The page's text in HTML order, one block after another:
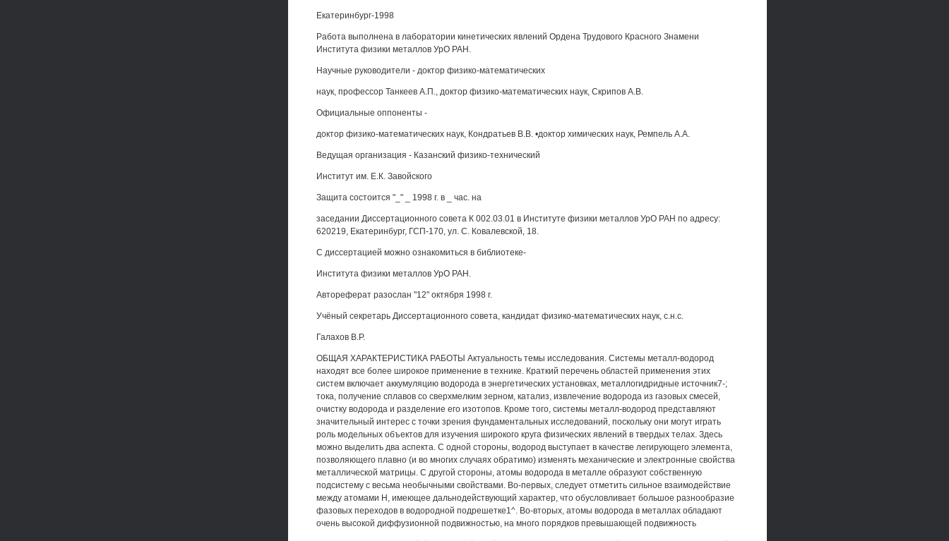
Екатеринбург-1998
Работа выполнена в лаборатории кинетических явлений Ордена Трудового Красного Знамени
Института физики металлов УрО РАН.
Научные руководители - доктор физико-математических
наук, профессор Танкеев А.П., доктор физико-математических наук, Скрипов A.B.
Официальные оппоненты -
доктор физико-математических наук, Кондратьев В.В. •доктор химических наук, Ремпель A.A.
Ведущая организация - Казанский физико-технический
Институт им. Е.К. Завойского
Защита состоится "_" _ 1998 г. в _ час. на
заседании Диссертационного совета К 002.03.01 в Институте физики металлов УрО РАН по адресу:
620219, Екатеринбург, ГСП-170, ул. С. Ковалевской, 18.
С диссертацией можно ознакомиться в библиотеке-
Института физики металлов УрО РАН.
Автореферат разослан "12" октября 1998 г.
Учёный секретарь Диссертационного совета, кандидат физико-математических наук, с.н.с.
Галахов В.Р.
ОБЩАЯ ХАРАКТЕРИСТИКА РАБОТЫ Актуальность темы исследования. Системы металл-водород
находят все более широкое применение в технике. Краткий перечень областей применения этих
систем включает аккумуляцию водорода в энергетических установках, металлогидридные источник7-;
тока, получение сплавов со сверхмелким зерном, катализ, извлечение водорода из газовых смесей,
очистку водорода и разделение его изотопов. Кроме того, системы металл-водород представляют
значительный интерес с точки зрения фундаментальных исследований, поскольку они могут играть
роль модельных объектов для изучения широкого круга физических явлений в твердых телах. Здесь
можно выделить два аспекта. С одной стороны, водород выступает в качестве легирующего элемента,
позволяющего плавно (и во многих случаях обратимо) изменять механические и электронные свойства
металлической матрицы. С другой стороны, атомы водорода в металле образуют собственную
подсистему с весьма необычными свойствами. Во-первых, следует отметить сильное взаимодействие
между атомами Н, имеющее дальнодействующий характер, что обусловливает большое разнообразие
фазовых переходов в водородной подрешетке1^. Во-вторых, атомы водорода в металлах обладают
очень высокой диффузионной подвижностью, на много порядков превышающей подвижность